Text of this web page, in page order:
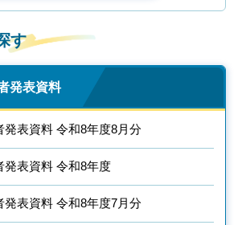
す
発表資料
発表資料 令和8年度8月分
発表資料 令和8年度
発表資料 令和8年度7月分